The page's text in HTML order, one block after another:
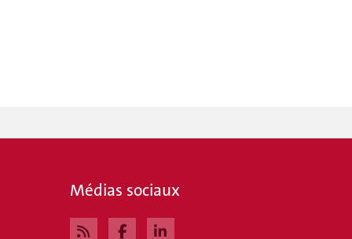
Médias sociaux